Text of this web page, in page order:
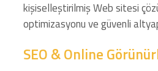
kişiselleştirilmiş Web sitesi
optimizasyonu ve güvenli
SEO & Online